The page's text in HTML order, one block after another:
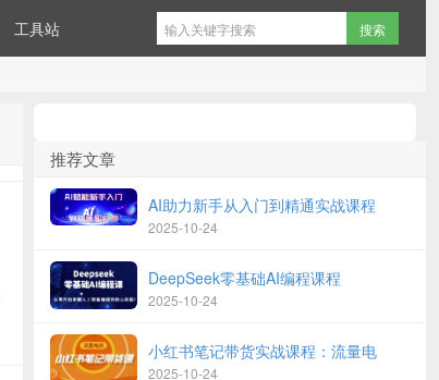
工具站
推荐文章
AI助力新手从入门到精通实战课程
2025-10-24
DeepSeek零基础AI编程课程
2025-10-24
小红书笔记带货实战课程：流量电
2025-10-24